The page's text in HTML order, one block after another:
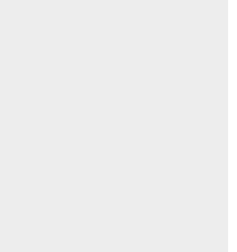
культуры и отдыха на